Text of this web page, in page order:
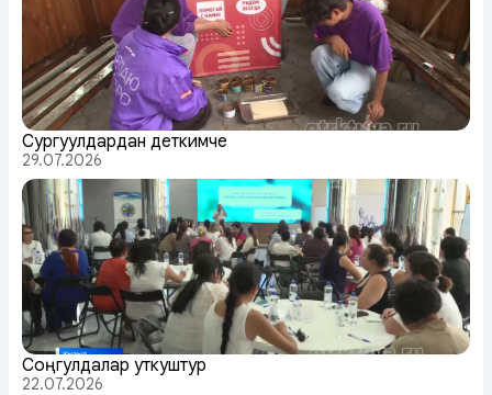
Сургуулдардан деткимче
29.07.2026
Соңгулдалар уткуштур
22.07.2026